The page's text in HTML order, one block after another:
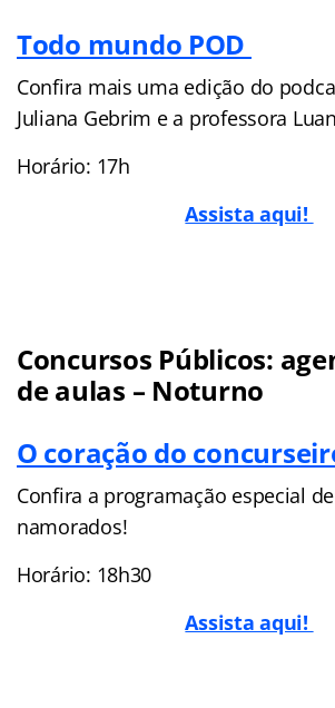
Todo mundo POD
Confira mais uma edição do
Juliana Gebrim e a professora
Horário: 17h
Assista aqui!
Concursos Públicos:
de aulas – Noturno
O coração do
Confira a programação especial
namorados!
Horário: 18h30
Assista aqui!